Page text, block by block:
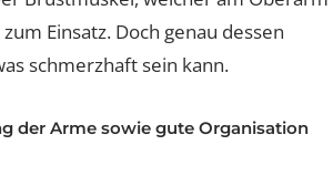
Laufen, müssen gewickelt werden
Armen gehalten und getragen
Einsatz. Doch genau dessen
schmerzhaft sein kann.